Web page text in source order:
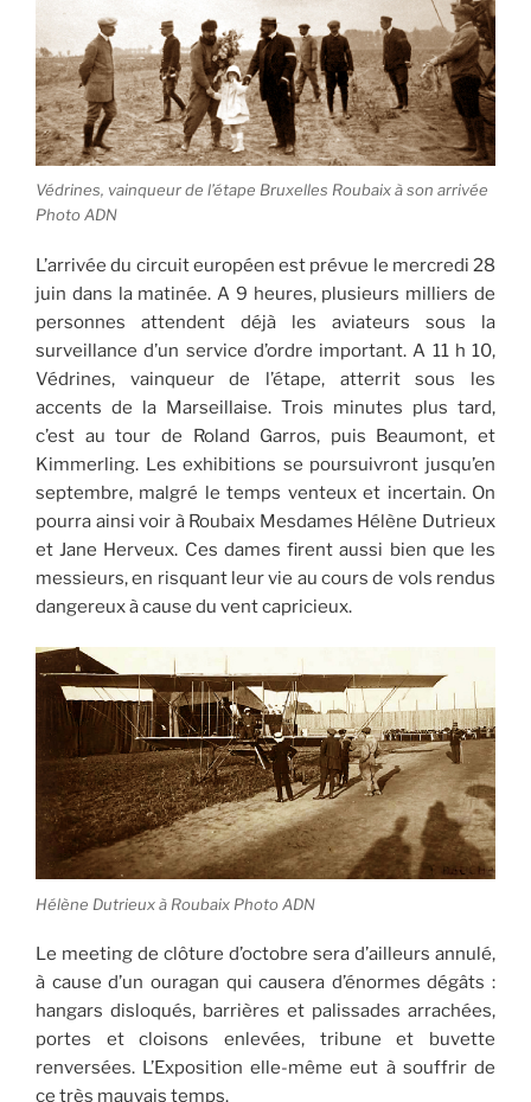
Védrines, vainqueur de l’étape Bruxelles Roubaix à son arrivée
Photo ADN
L’arrivée du circuit européen est prévue le mercredi 28
juin dans la matinée. A 9 heures, plusieurs milliers de
personnes attendent déjà les aviateurs sous la
surveillance d’un service d’ordre important. A 11 h 10,
Védrines, vainqueur de l’étape, atterrit sous les
accents de la Marseillaise. Trois minutes plus tard,
c’est au tour de Roland Garros, puis Beaumont, et
Kimmerling. Les exhibitions se poursuivront jusqu’en
septembre, malgré le temps venteux et incertain. On
pourra ainsi voir à Roubaix Mesdames Hélène Dutrieux
et Jane Herveux. Ces dames firent aussi bien que les
messieurs, en risquant leur vie au cours de vols rendus
dangereux à cause du vent capricieux.
Hélène Dutrieux à Roubaix Photo ADN
Le meeting de clôture d’octobre sera d’ailleurs annulé,
à cause d’un ouragan qui causera d’énormes dégâts :
hangars disloqués, barrières et palissades arrachées,
portes et cloisons enlevées, tribune et buvette
renversées. L’Exposition elle-même eut à souffrir de
ce très mauvais temps.